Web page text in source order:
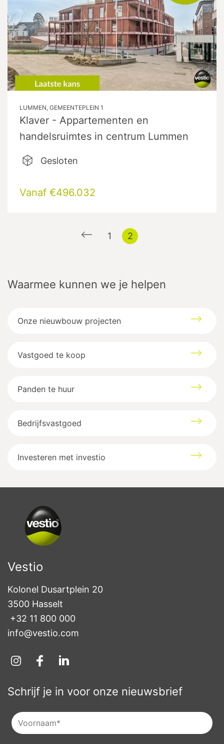
LUMMEN, GEMEENTEPLEIN 1
Klaver - Appartementen en
handelsruimtes in centrum Lummen
Gesloten
Vanaf €496.032
1 2
Waarmee kunnen we je helpen
Onze nieuwbouw projecten
Vastgoed te koop
Panden te huur
Bedrijfsvastgoed
Investeren met investio
Vestio
Kolonel Dusartplein 20
3500 Hasselt
+32 11 800 000
info@vestio.com
Schrijf je in voor onze nieuwsbrief